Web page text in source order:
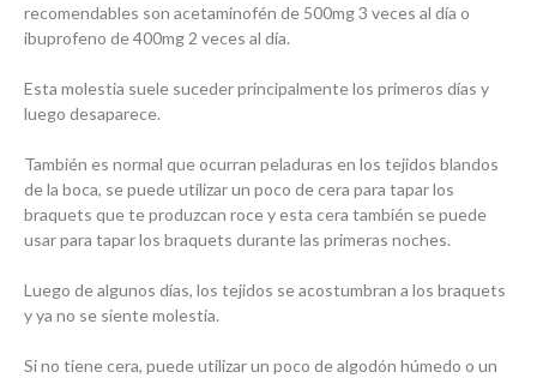
recomendables son acetaminofén de 500mg 3 veces al día o
ibuprofeno de 400mg 2 veces al día.
Esta molestia suele suceder principalmente los primeros días y
luego desaparece.
También es normal que ocurran peladuras en los tejidos blandos
de la boca, se puede utilizar un poco de cera para tapar los
braquets que te produzcan roce y esta cera también se puede
usar para tapar los braquets durante las primeras noches.
Luego de algunos días, los tejidos se acostumbran a los braquets
y ya no se siente molestia.
Si no tiene cera, puede utilizar un poco de algodón húmedo o un